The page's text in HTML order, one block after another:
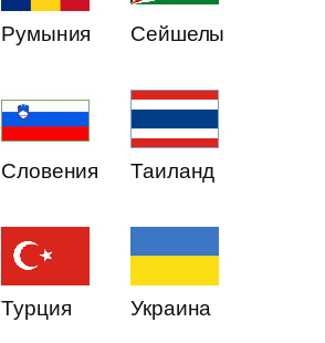
Румыния Сейшелы
Словения Таиланд
Турция Украина